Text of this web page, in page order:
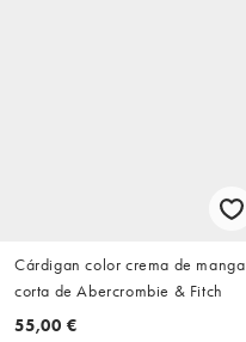
Cárdigan color crema de manga
corta de Abercrombie & Fitch
55,00 €